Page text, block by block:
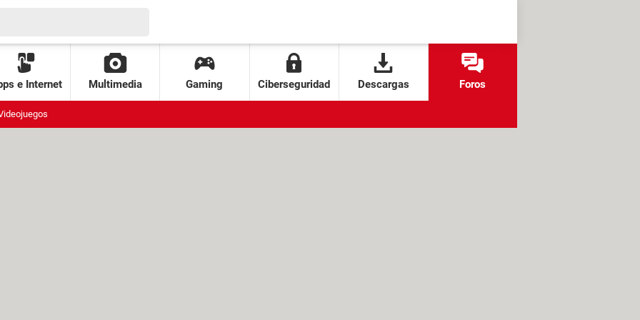
e Internet Multimedia Gaming Ciberseguridad Descargas Foros